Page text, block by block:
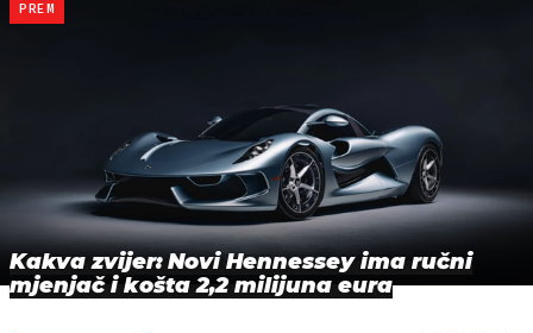
PREM
Kakva zvijer: Novi Hennessey ima ručni
mjenjač i košta 2,2 milijuna eura